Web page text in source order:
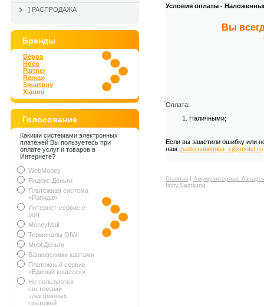
] РАСПРОДАЖА
Бренды
Deppa
Hoco
Partner
Remax
Smartbuy
Xiaomi
Голосование
Какими системами электронных
платежей Вы пользуетесь при
оплате услуг и товаров в
Интернете?
WebMoney
Яндекс.Деньги
Платежная система
«Рапида»
Интернет-сервис e-
port
MoneyMail
Терминалы QIWI
Mobi.Деньги
Банковскими картами
Платежный сервис
«Единый кошелек»
Не пользуются
системами
электронных
платежей
Условия оплаты -
Вы
Оплата:
Наличными;
Если вы заметили ошибку или
нам mailto:намkniga_z@sontel.ru
Главная Ι Аккумуляторные
finity Samsung